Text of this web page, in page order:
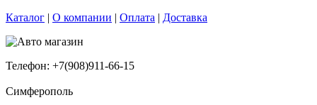
Каталог | О компании | Оплата | Доставка
Телефон: +7(908)911-66-15
Симферополь